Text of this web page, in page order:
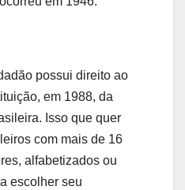
possui direito ao
em 1988, da
Isso que quer
com mais de 16
alfabetizados ou
escolher seu